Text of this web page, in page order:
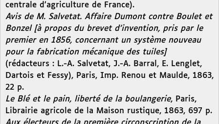
centrale d’agriculture de France).
Avis de M. Salvetat. Affaire Dumont contre Boulet et
Bonzel [à propos du brevet d’invention, pris par le
premier en 1856, concernant un système nouveau
pour la fabrication mécanique des tuiles]
(rédacteurs : L.-A. Salvetat, J.-A. Barral, E. Lenglet,
Dartois et Fessy), Paris, Imp. Renou et Maulde, 1863,
22 p.
Le Blé et le pain, liberté de la boulangerie, Paris,
Librairie agricole de la Maison rustique, 1863, 697 p.